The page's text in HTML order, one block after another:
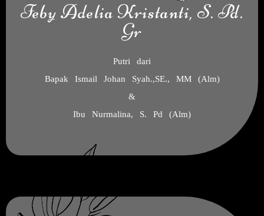
Feby Adelia Kristanti, S. Pd.
Gr
Putri dari
Bapak Ismail Johan Syah.,SE., MM (Alm)
&
Ibu Nurmalina, S. Pd (Alm)